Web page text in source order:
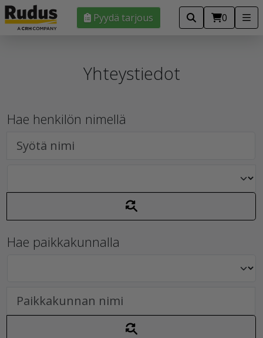
Pyydä tarjous 0
Yhteystiedot
Hae henkilön nimellä
Hae paikkakunnalla